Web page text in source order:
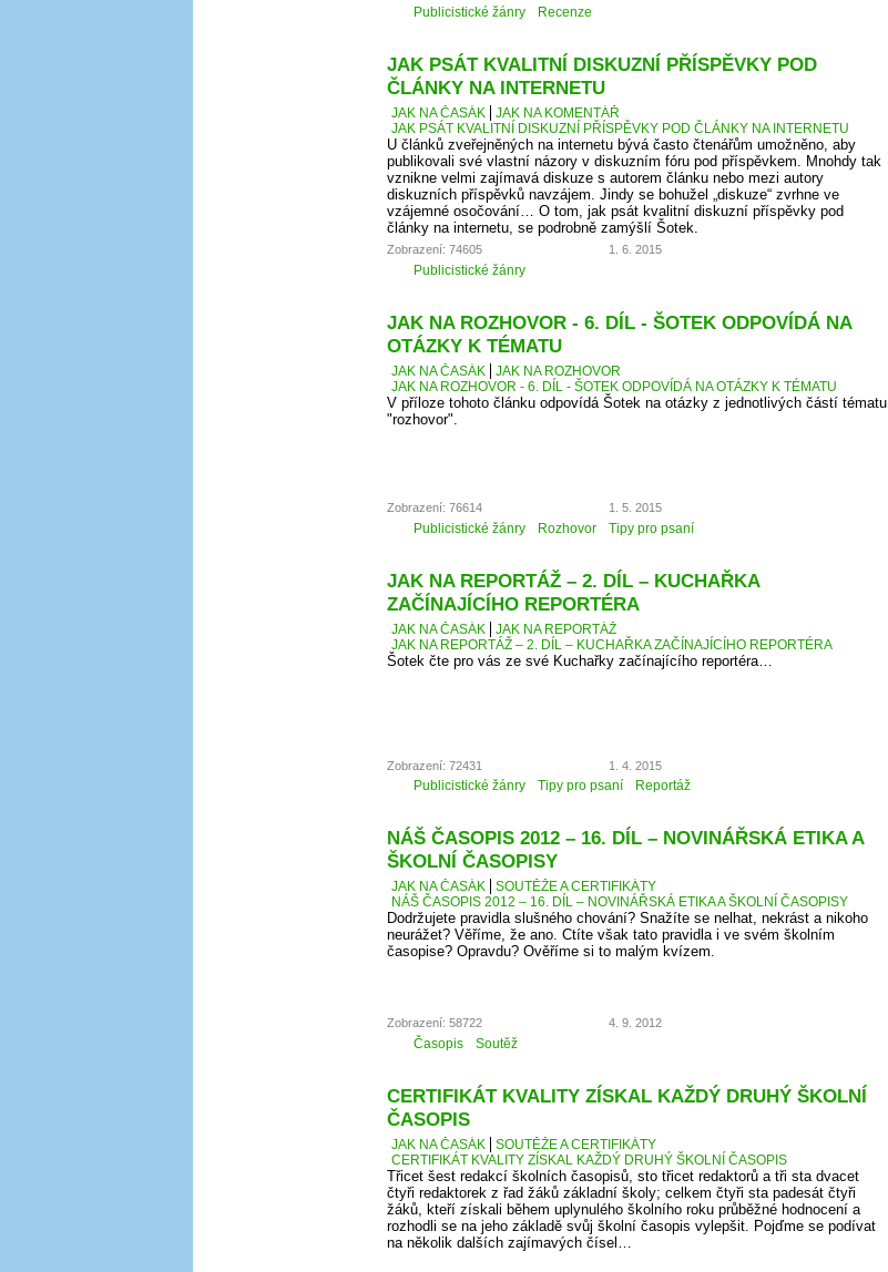
Publicistické žánry Recenze
JAK PSÁT KVALITNÍ DISKUZNÍ PŘÍSPĚVKY POD
ČLÁNKY NA INTERNETU
JAK NA ČASÁK
JAK NA KOMENTÁŘ
JAK PSÁT KVALITNÍ DISKUZNÍ PŘÍSPĚVKY POD ČLÁNKY NA INTERNETU
U článků zveřejněných na internetu bývá často čtenářům umožněno, aby
publikovali své vlastní názory v diskuzním fóru pod příspěvkem. Mnohdy tak
vznikne velmi zajímavá diskuze s autorem článku nebo mezi autory
diskuzních příspěvků navzájem. Jindy se bohužel „diskuze“ zvrhne ve
vzájemné osočování… O tom, jak psát kvalitní diskuzní příspěvky pod
články na internetu, se podrobně zamýšlí Šotek.
Zobrazení: 74605 1. 6. 2015
Publicistické žánry
JAK NA ROZHOVOR - 6. DÍL - ŠOTEK ODPOVÍDÁ NA
OTÁZKY K TÉMATU
JAK NA ČASÁK
JAK NA ROZHOVOR
JAK NA ROZHOVOR - 6. DÍL - ŠOTEK ODPOVÍDÁ NA OTÁZKY K TÉMATU
V příloze tohoto článku odpovídá Šotek na otázky z jednotlivých částí tématu
"rozhovor".
Zobrazení: 76614 1. 5. 2015
Publicistické žánry Rozhovor Tipy pro psaní
JAK NA REPORTÁŽ – 2. DÍL – KUCHAŘKA
ZAČÍNAJÍCÍHO REPORTÉRA
JAK NA ČASÁK
JAK NA REPORTÁŽ
JAK NA REPORTÁŽ – 2. DÍL – KUCHAŘKA ZAČÍNAJÍCÍHO REPORTÉRA
Šotek čte pro vás ze své Kuchařky začínajícího reportéra…
Zobrazení: 72431 1. 4. 2015
Publicistické žánry Tipy pro psaní Reportáž
NÁŠ ČASOPIS 2012 – 16. DÍL – NOVINÁŘSKÁ ETIKA A
ŠKOLNÍ ČASOPISY
JAK NA ČASÁK
SOUTĚŽE A CERTIFIKÁTY
NÁŠ ČASOPIS 2012 – 16. DÍL – NOVINÁŘSKÁ ETIKA A ŠKOLNÍ ČASOPISY
Dodržujete pravidla slušného chování? Snažíte se nelhat, nekrást a nikoho
neurážet? Věříme, že ano. Ctíte však tato pravidla i ve svém školním
časopise? Opravdu? Ověříme si to malým kvízem.
Zobrazení: 58722 4. 9. 2012
Časopis Soutěž
CERTIFIKÁT KVALITY ZÍSKAL KAŽDÝ DRUHÝ ŠKOLNÍ
ČASOPIS
JAK NA ČASÁK
SOUTĚŽE A CERTIFIKÁTY
CERTIFIKÁT KVALITY ZÍSKAL KAŽDÝ DRUHÝ ŠKOLNÍ ČASOPIS
Třicet šest redakcí školních časopisů, sto třicet redaktorů a tři sta dvacet
čtyři redaktorek z řad žáků základní školy; celkem čtyři sta padesát čtyři
žáků, kteří získali během uplynulého školního roku průběžné hodnocení a
rozhodli se na jeho základě svůj školní časopis vylepšit. Pojďme se podívat
na několik dalších zajímavých čísel…